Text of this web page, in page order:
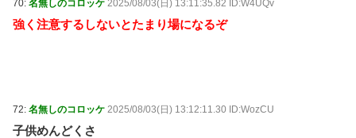
70: 名無しのコロッケ 2025/08/03(日) 13:11:35.82 ID:W4UQv
強く注意するしないとたまり場になるぞ
72: 名無しのコロッケ 2025/08/03(日) 13:12:11.30 ID:WozCU
子供めんどくさ